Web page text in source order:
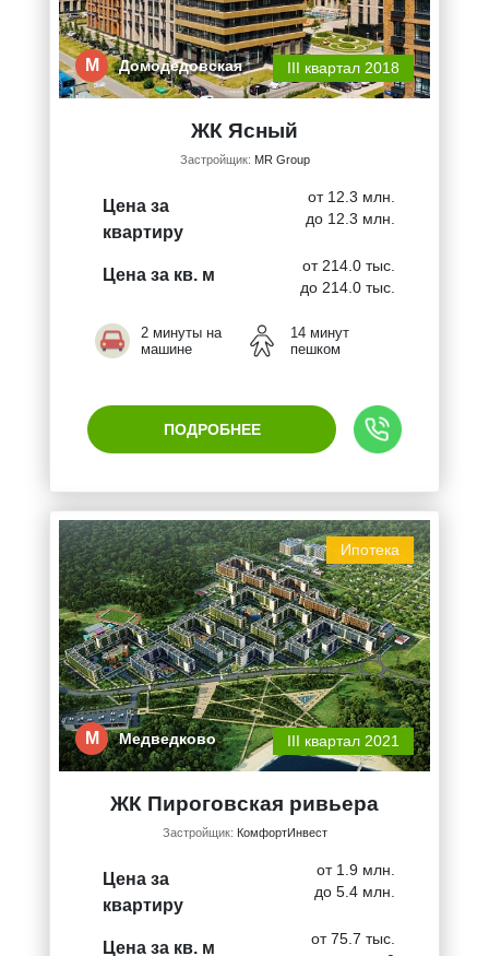
М Домодедовская III квартал 2018
ЖК Ясный
Застройщик: MR Group
Цена за
квартиру
от 12.3 млн.
до 12.3 млн.
Цена за кв. м
от 214.0 тыс.
до 214.0 тыс.
2 минуты на
машине
14 минут
пешком
ПОДРОБНЕЕ
Ипотека
М Медведково III квартал 2021
ЖК Пироговская ривьера
Застройщик: КомфортИнвест
Цена за
квартиру
от 1.9 млн.
до 5.4 млн.
Цена за кв. м
от 75.7 тыс.